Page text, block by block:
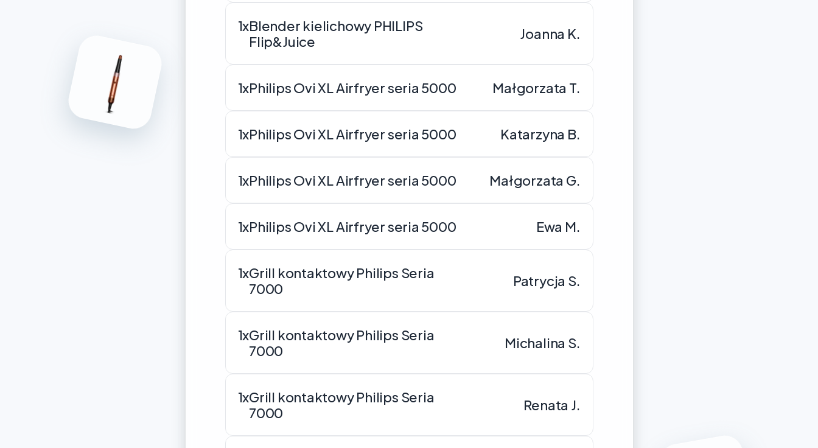
1xBlender kielichowy PHILIPS
Flip&Juice
Joanna K.
1xPhilips Ovi XL Airfryer seria 5000 Małgorzata T.
1xPhilips Ovi XL Airfryer seria 5000 Katarzyna B.
1xPhilips Ovi XL Airfryer seria 5000 Małgorzata G.
1xPhilips Ovi XL Airfryer seria 5000 Ewa M.
1xGrill kontaktowy Philips Seria
7000
Patrycja S.
1xGrill kontaktowy Philips Seria
7000
Michalina S.
1xGrill kontaktowy Philips Seria
7000
Renata J.